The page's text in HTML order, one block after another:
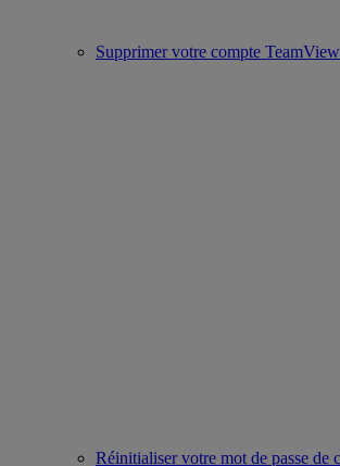
Supprimer votre compte
Réinitialiser votre mot de passe de